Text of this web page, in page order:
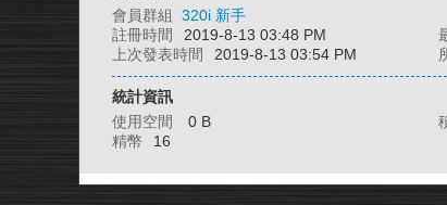
會員群組 320i 新手
註冊時間
2019-8-13 03:48 PM
上次發表時間
2019-8-13 03:54 PM
統計資訊
使用空間
0 B
精幣
16